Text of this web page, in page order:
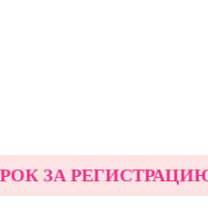
РЕГИСТРАЦИЮ + 5